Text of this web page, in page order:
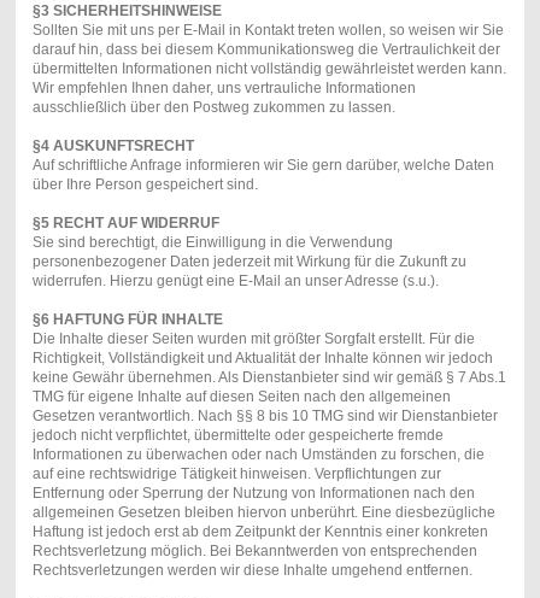
§3 SICHERHEITSHINWEISE
Sollten Sie mit uns per E-Mail in Kontakt treten wollen, so weisen wir Sie
darauf hin, dass bei diesem Kommunikationsweg die Vertraulichkeit der
übermittelten Informationen nicht vollständig gewährleistet werden kann.
Wir empfehlen Ihnen daher, uns vertrauliche Informationen
ausschließlich über den Postweg zukommen zu lassen.
§4 AUSKUNFTSRECHT
Auf schriftliche Anfrage informieren wir Sie gern darüber, welche Daten
über Ihre Person gespeichert sind.
§5 RECHT AUF WIDERRUF
Sie sind berechtigt, die Einwilligung in die Verwendung
personenbezogener Daten jederzeit mit Wirkung für die Zukunft zu
widerrufen. Hierzu genügt eine E-Mail an unser Adresse (s.u.).
§6 HAFTUNG FÜR INHALTE
Die Inhalte dieser Seiten wurden mit größter Sorgfalt erstellt. Für die
Richtigkeit, Vollständigkeit und Aktualität der Inhalte können wir jedoch
keine Gewähr übernehmen. Als Dienstanbieter sind wir gemäß § 7 Abs.1
TMG für eigene Inhalte auf diesen Seiten nach den allgemeinen
Gesetzen verantwortlich. Nach §§ 8 bis 10 TMG sind wir Dienstanbieter
jedoch nicht verpflichtet, übermittelte oder gespeicherte fremde
Informationen zu überwachen oder nach Umständen zu forschen, die
auf eine rechtswidrige Tätigkeit hinweisen. Verpflichtungen zur
Entfernung oder Sperrung der Nutzung von Informationen nach den
allgemeinen Gesetzen bleiben hiervon unberührt. Eine diesbezügliche
Haftung ist jedoch erst ab dem Zeitpunkt der Kenntnis einer konkreten
Rechtsverletzung möglich. Bei Bekanntwerden von entsprechenden
Rechtsverletzungen werden wir diese Inhalte umgehend entfernen.